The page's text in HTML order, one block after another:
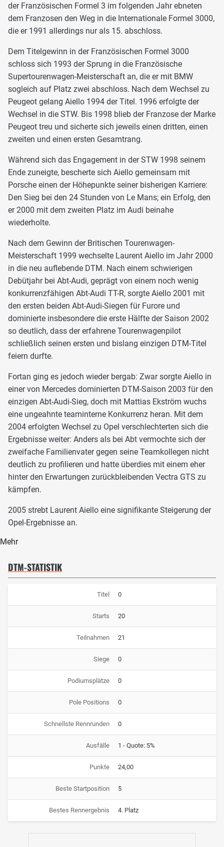
der Französischen Formel 3 im folgenden Jahr ebneten
dem Franzosen den Weg in die Internationale Formel 3000,
die er 1991 allerdings nur als 15. abschloss.
Dem Titelgewinn in der Französischen Formel 3000
schloss sich 1993 der Sprung in die Französische
Supertourenwagen-Meisterschaft an, die er mit BMW
sogleich auf Platz zwei abschloss. Nach dem Wechsel zu
Peugeot gelang Aiello 1994 der Titel. 1996 erfolgte der
Wechsel in die STW. Bis 1998 blieb der Franzose der Marke
Peugeot treu und sicherte sich jeweils einen dritten, einen
zweiten und einen ersten Gesamtrang.
Während sich das Engagement in der STW 1998 seinem
Ende zuneigte, bescherte sich Aiello gemeinsam mit
Porsche einen der Höhepunkte seiner bisherigen Karriere:
Den Sieg bei den 24 Stunden von Le Mans; ein Erfolg, den
er 2000 mit dem zweiten Platz im Audi beinahe
wiederholte.
Nach dem Gewinn der Britischen Tourenwagen-
Meisterschaft 1999 wechselte Laurent Aiello im Jahr 2000
in die neu auflebende DTM. Nach einem schwierigen
Debütjahr bei Abt-Audi, geprägt von einem noch wenig
konkurrenzfähigen Abt-Audi TT-R, sorgte Aiello 2001 mit
den ersten beiden Abt-Audi-Siegen für Furore und
dominierte insbesondere die erste Hälfte der Saison 2002
so deutlich, dass der erfahrene Tourenwagenpilot
schließlich seinen ersten und bislang einzigen DTM-Titel
feiern durfte.
Fortan ging es jedoch wieder bergab: Zwar sorgte Aiello in
einer von Mercedes dominierten DTM-Saison 2003 für den
einzigen Abt-Audi-Sieg, doch mit Mattias Ekström wuchs
eine ungeahnte teaminterne Konkurrenz heran. Mit dem
2004 erfolgten Wechsel zu Opel verschlechterten sich die
Ergebnisse weiter: Anders als bei Abt vermochte sich der
zweifache Familienvater gegen seine Teamkollegen nicht
deutlich zu profilieren und hatte überdies mit einem eher
hinter den Erwartungen zurückbleibenden Vectra GTS zu
kämpfen.
2005 strebt Laurent Aiello eine signifikante Steigerung der
Opel-Ergebnisse an.
Mehr
DTM-STATISTIK
Titel 0
Starts 20
Teilnahmen 21
Siege 0
Podiumsplätze 0
Pole Positions 0
Schnellste Rennrunden 0
Ausfälle 1 - Quote: 5%
Punkte 24,00
Beste Startposition 5
Bestes Rennergebnis 4. Platz